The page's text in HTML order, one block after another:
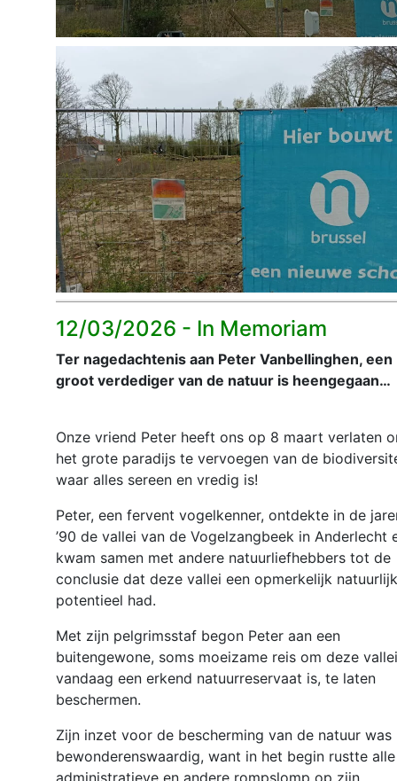
12/03/2026 - In Memoriam
Ter nagedachtenis aan Peter Vanbellinghen, een
groot verdediger van de natuur is heengegaan…
Onze vriend Peter heeft ons op 8 maart verlaten
het grote paradijs te vervoegen van de
waar alles sereen en vredig is!
Peter, een fervent vogelkenner, ontdekte in de
’90 de vallei van de Vogelzangbeek in Anderlecht
kwam samen met andere natuurliefhebbers tot de
conclusie dat deze vallei een opmerkelijk natuurlijk
potentieel had.
Met zijn pelgrimsstaf begon Peter aan een
buitengewone, soms moeizame reis om deze
vandaag een erkend natuurreservaat is, te laten
beschermen.
Zijn inzet voor de bescherming van de natuur was
bewonderenswaardig, want in het begin rustte alle